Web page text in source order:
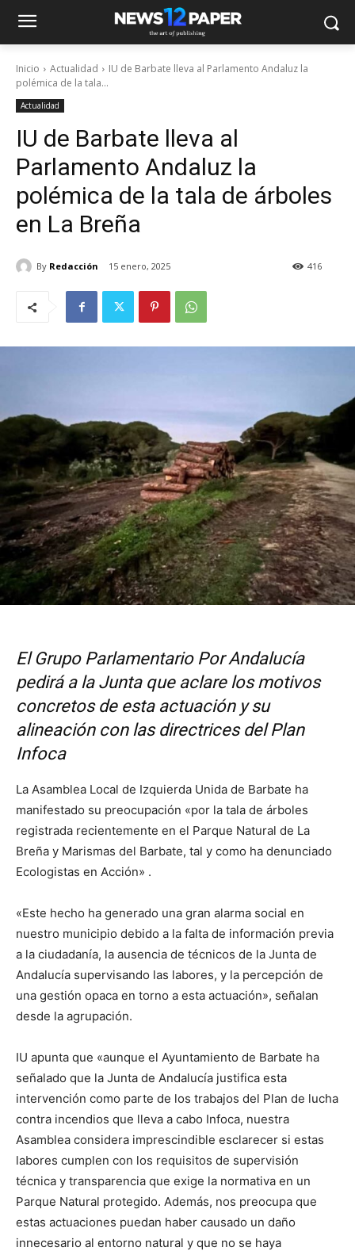
Inicio Actualidad
IU de Barbate lleva al Parlamento Andaluz la
polémica de la tala...
Actualidad
IU de Barbate lleva al
Parlamento Andaluz la
polémica de la tala de árboles
en La Breña
By Redacción 15 enero, 2025 416
El Grupo Parlamentario Por Andalucía
pedirá a la Junta que aclare los motivos
concretos de esta actuación y su
alineación con las directrices del Plan
Infoca
La Asamblea Local de Izquierda Unida de Barbate ha
manifestado su preocupación «por la tala de árboles
registrada recientemente en el Parque Natural de La
Breña y Marismas del Barbate, tal y como ha denunciado
Ecologistas en Acción» .
«Este hecho ha generado una gran alarma social en
nuestro municipio debido a la falta de información previa
a la ciudadanía, la ausencia de técnicos de la Junta de
Andalucía supervisando las labores, y la percepción de
una gestión opaca en torno a esta actuación», señalan
desde la agrupación.
IU apunta que «aunque el Ayuntamiento de Barbate ha
señalado que la Junta de Andalucía justifica esta
intervención como parte de los trabajos del Plan de lucha
contra incendios que lleva a cabo Infoca, nuestra
Asamblea considera imprescindible esclarecer si estas
labores cumplen con los requisitos de supervisión
técnica y transparencia que exige la normativa en un
Parque Natural protegido. Además, nos preocupa que
estas actuaciones puedan haber causado un daño
innecesario al entorno natural y que no se haya